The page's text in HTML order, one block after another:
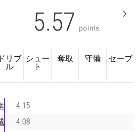
5.57 points
ドリブ
ル
シュー
ト
奪取 守備 セーブ
4.15
4.08